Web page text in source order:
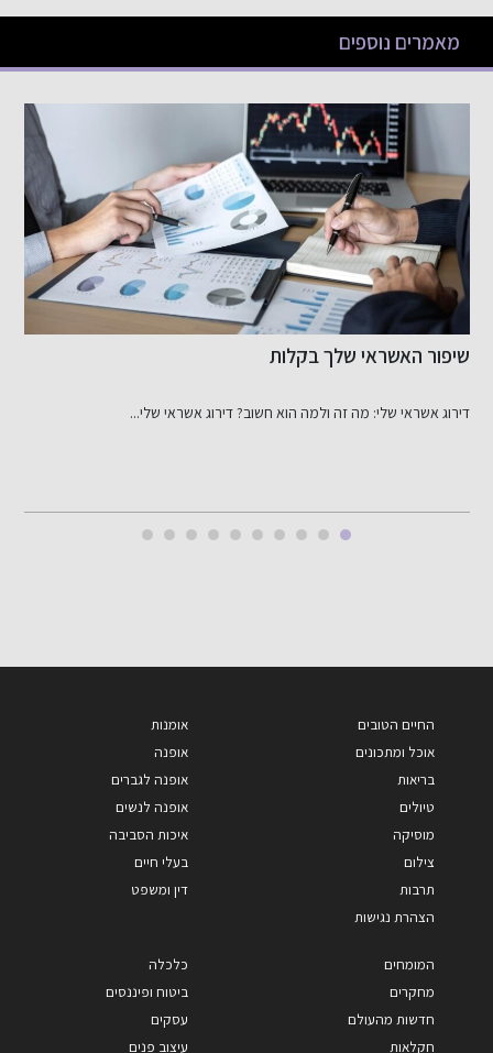
מאמרים נוספים
כששקט הבית נסדק: זווית פלילית רגישה ומדויקת לעבירות
בכל יישוב בארץ נשמעות לעיתים לחישות על תיקים רגישים שבהם...
החיים הטובים
אוכל ומתכונים
בריאות
טיולים
מוסיקה
צילום
תרבות
הצהרת נגישות
אומנות
אופנה
אופנה לגברים
אופנה לנשים
איכות הסביבה
בעלי חיים
דין ומשפט
המומחים
מחקרים
חדשות מהעולם
חקלאות
כלכלה
ביטוח ופיננסים
עסקים
עיצוב פנים